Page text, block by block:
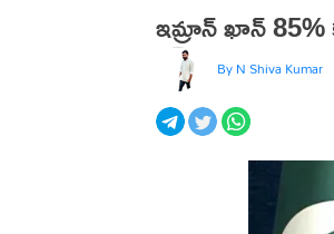
ఇమ్రాన్ ఖాన్
By N Shiva Kumar